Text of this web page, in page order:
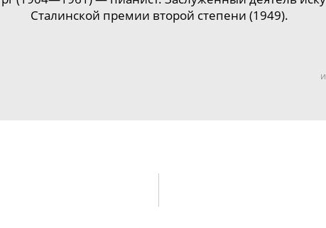
Сталинской премии второй степени (1949).